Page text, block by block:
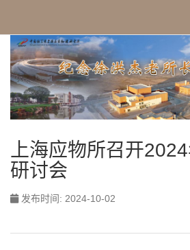
上海应物所召开
研讨会
发布时间: 2024-10-02